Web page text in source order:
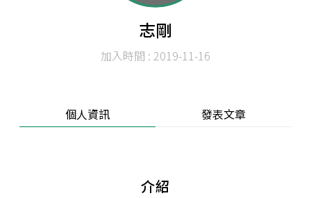
志剛
加入時間 : 2019-11-16
個人資訊 發表文章
介紹